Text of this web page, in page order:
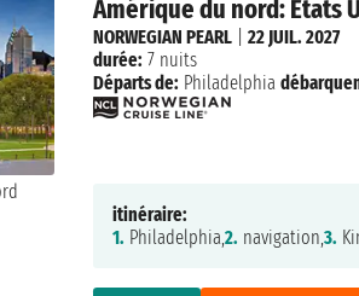
Amérique du nord: États
NORWEGIAN PEARL |22 JUIL. 2027
durée: 7 nuits
Départs de: Philadelphia
itinéraire:
1. Philadelphia,2. navigation,3.